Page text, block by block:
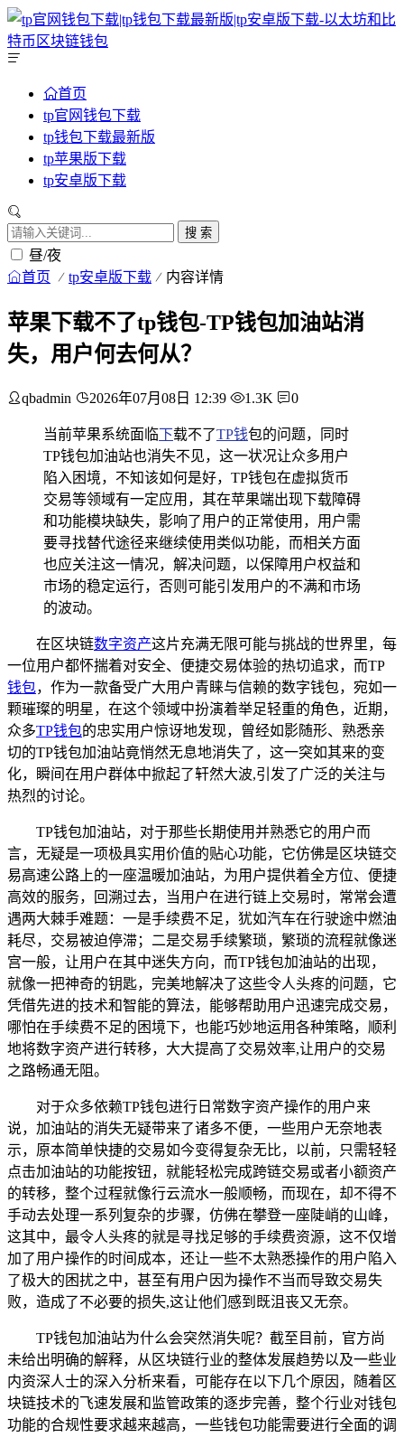
首页
tp官网钱包下载
tp钱包下载最新版
tp苹果版下载
tp安卓版下载
搜 索
昼/夜
首页 tp安卓版下载 内容详情
苹果下载不了tp钱包-TP钱包加油站消
失，用户何去何从？
qbadmin 2026年07月08日 12:39 1.3K 0
当前苹果系统面临下载不了TP钱包的问题，同时
TP钱包加油站也消失不见，这一状况让众多用户
陷入困境，不知该如何是好，TP钱包在虚拟货币
交易等领域有一定应用，其在苹果端出现下载障碍
和功能模块缺失，影响了用户的正常使用，用户需
要寻找替代途径来继续使用类似功能，而相关方面
也应关注这一情况，解决问题，以保障用户权益和
市场的稳定运行，否则可能引发用户的不满和市场
的波动。
在区块链数字资产这片充满无限可能与挑战的世界里，每
一位用户都怀揣着对安全、便捷交易体验的热切追求，而TP
钱包，作为一款备受广大用户青睐与信赖的数字钱包，宛如一
颗璀璨的明星，在这个领域中扮演着举足轻重的角色，近期，
众多TP钱包的忠实用户惊讶地发现，曾经如影随形、熟悉亲
切的TP钱包加油站竟悄然无息地消失了，这一突如其来的变
化，瞬间在用户群体中掀起了轩然大波,引发了广泛的关注与
热烈的讨论。
TP钱包加油站，对于那些长期使用并熟悉它的用户而
言，无疑是一项极具实用价值的贴心功能，它仿佛是区块链交
易高速公路上的一座温暖加油站，为用户提供着全方位、便捷
高效的服务，回溯过去，当用户在进行链上交易时，常常会遭
遇两大棘手难题：一是手续费不足，犹如汽车在行驶途中燃油
耗尽，交易被迫停滞；二是交易手续繁琐，繁琐的流程就像迷
宫一般，让用户在其中迷失方向，而TP钱包加油站的出现，
就像一把神奇的钥匙，完美地解决了这些令人头疼的问题，它
凭借先进的技术和智能的算法，能够帮助用户迅速完成交易，
哪怕在手续费不足的困境下，也能巧妙地运用各种策略，顺利
地将数字资产进行转移，大大提高了交易效率,让用户的交易
之路畅通无阻。
对于众多依赖TP钱包进行日常数字资产操作的用户来
说，加油站的消失无疑带来了诸多不便，一些用户无奈地表
示，原本简单快捷的交易如今变得复杂无比，以前，只需轻轻
点击加油站的功能按钮，就能轻松完成跨链交易或者小额资产
的转移，整个过程就像行云流水一般顺畅，而现在，却不得不
手动去处理一系列复杂的步骤，仿佛在攀登一座陡峭的山峰，
这其中，最令人头疼的就是寻找足够的手续费资源，这不仅增
加了用户操作的时间成本，还让一些不太熟悉操作的用户陷入
了极大的困扰之中，甚至有用户因为操作不当而导致交易失
败，造成了不必要的损失,这让他们感到既沮丧又无奈。
TP钱包加油站为什么会突然消失呢？截至目前，官方尚
未给出明确的解释，从区块链行业的整体发展趋势以及一些业
内资深人士的深入分析来看，可能存在以下几个原因，随着区
块链技术的飞速发展和监管政策的逐步完善，整个行业对钱包
功能的合规性要求越来越高，一些钱包功能需要进行全面的调